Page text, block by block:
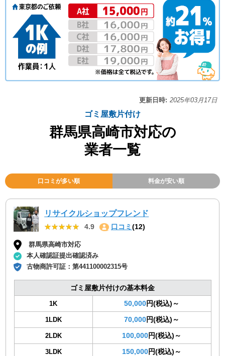
更新日時: 2025年03月17日
ゴミ屋敷片付け
群馬県高崎市対応の
業者一覧
口コミが多い順 料金が安い順
リサイクルショップフレンド
★★★★★
★★★★★ 4.9 口コミ (12)
群馬県高崎市対応
本人確認証提出確認済み
古物商許可証：第441100002315号
ゴミ屋敷片付けの基本料金
1K 50,000円(税込)～
1LDK 70,000円(税込)～
2LDK 100,000円(税込)～
3LDK 150,000円(税込)～